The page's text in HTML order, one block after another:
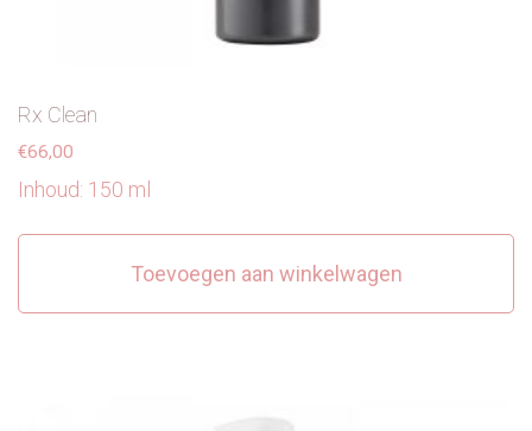
Rx Clean
€66,00
Inhoud: 150 ml
Toevoegen aan winkelwagen